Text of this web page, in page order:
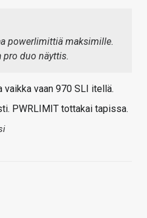
powerlimittiä maksimille.
duo näyttis.
vaikka vaan 970 SLI itellä.
PWRLIMIT tottakai tapissa.